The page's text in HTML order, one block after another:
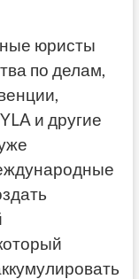
юристы
по делам,
и другие